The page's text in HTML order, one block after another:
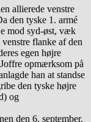
allierede venstre
den tyske 1. armé
mod syd-øst, væk
flanke af den
egen højre
opmærksom på
han at standse
den tyske højre
og
den 6. september.